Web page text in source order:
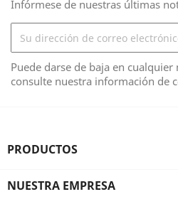
Infórmese de nuestras últimas
Puede darse de baja en
consulte nuestra información de
PRODUCTOS
NUESTRA EMPRESA